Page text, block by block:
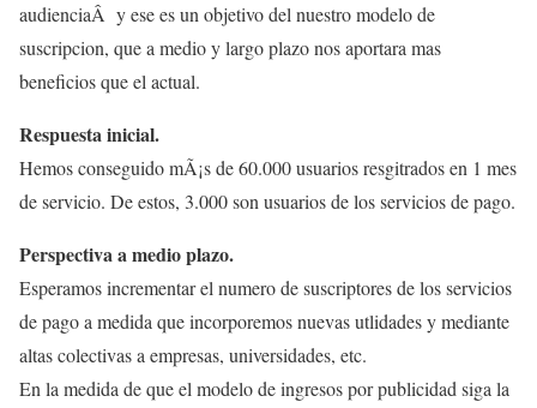
audienciaÂ y ese es un objetivo del nuestro modelo de
suscripcion, que a medio y largo plazo nos aportara mas
beneficios que el actual.
Respuesta inicial.
Hemos conseguido mÃ¡s de 60.000 usuarios resgitrados en 1 mes
de servicio. De estos, 3.000 son usuarios de los servicios de pago.
Perspectiva a medio plazo.
Esperamos incrementar el numero de suscriptores de los servicios
de pago a medida que incorporemos nuevas utlidades y mediante
altas colectivas a empresas, universidades, etc.
En la medida de que el modelo de ingresos por publicidad siga la